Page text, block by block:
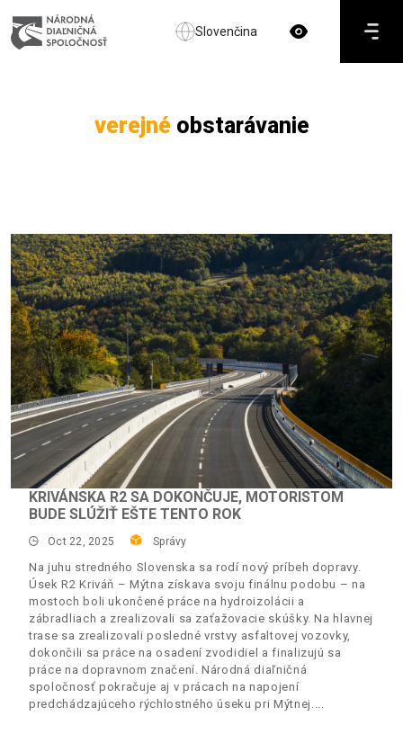
Slovenčina
verejnéobstarávanie
KRIVÁNSKA R2 SA DOKONČUJE, MOTORISTOM
BUDE SLÚŽIŤ EŠTE TENTO ROK
Oct 22, 2025 Správy
Na juhu stredného Slovenska sa rodí nový príbeh dopravy.
Úsek R2 Kriváň – Mýtna získava svoju finálnu podobu – na
mostoch boli ukončené práce na hydroizolácii a
zábradliach a zrealizovali sa zaťažovacie skúšky. Na hlavnej
trase sa zrealizovali posledné vrstvy asfaltovej vozovky,
dokončili sa práce na osadení zvodidiel a finalizujú sa
práce na dopravnom značení. Národná diaľničná
spoločnosť pokračuje aj v prácach na napojení
predchádzajúceho rýchlostného úseku pri Mýtnej.